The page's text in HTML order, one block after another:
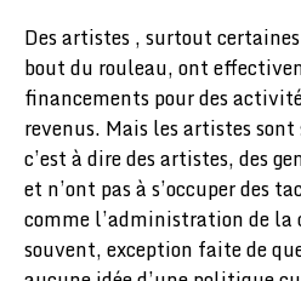
Des artistes , surtout
bout du rouleau, ont
financements pour des
revenus. Mais les artistes
c’est à dire des artistes, des
et n’ont pas à s’occuper des
comme l’administration de
souvent, exception faite de